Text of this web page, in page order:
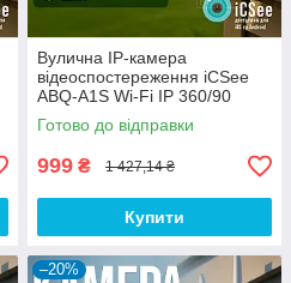
Вулична IP-камера
відеоспостереження iCSee
ABQ-A1S Wi-Fi IP 360/90
2.0mp поворотна з
віддаленим доступом
Готово до відправки
999 ₴ 1 427,14 ₴
Купити
–20%